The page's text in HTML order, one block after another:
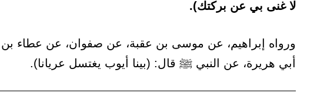
لا غنى بي عن بركتك).
ورواه إبراهيم، عن موسى بن عقبة، عن صفوان، عن عطاء
أبي هريرة، عن النبي ﷺ قال: (بينا أيوب يغتسل عريانا).